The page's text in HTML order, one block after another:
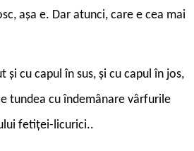
așa e. Dar atunci, care e cea mai
și cu capul în sus, și cu capul în jos,
tundea cu îndemânare vârfurile
fetiței-licurici..